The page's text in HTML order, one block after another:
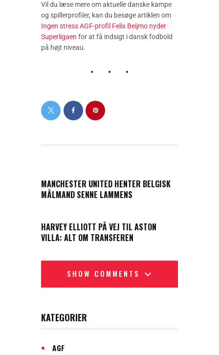
Vil du læse mere om aktuelle danske kampe
og spillerprofiler, kan du besøge artiklen om
Ingen stress AGF-profil Felix Beijmo nyder
Superligaen for at få indsigt i dansk fodbold
på højt niveau.
MANCHESTER UNITED HENTER BELGISK
MÅLMAND SENNE LAMMENS
HARVEY ELLIOTT PÅ VEJ TIL ASTON
VILLA: ALT OM TRANSFEREN
SHOW COMMENTS
KATEGORIER
AGF